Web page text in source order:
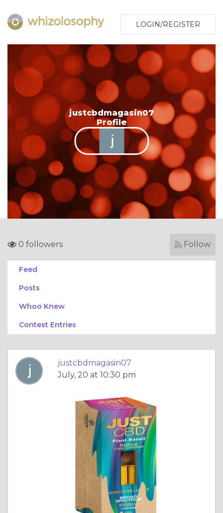
LOGIN/REGISTER
justcbdmagasin07
Profile
0 followers Follow
Feed
Posts
Whoo Knew
Contest Entries
justcbdmagasin07
July, 20 at 10:30 pm